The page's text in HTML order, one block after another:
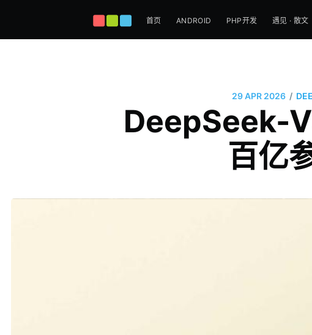
首页 ANDROID PHP开发 遇见 · 散文
29 APR 2026 /
DeepSeek-
百亿